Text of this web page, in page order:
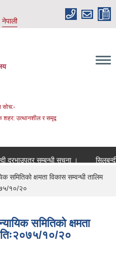
नेपाली
सोच:-
शहर: उत्थानशील र समृद्व
सम्बन्धी सूचना ।
सिलबन्दी
समितिको क्षमता विकास सम्वन्धी तालिम
१०/२०
समितिको क्षमता
१०/२०